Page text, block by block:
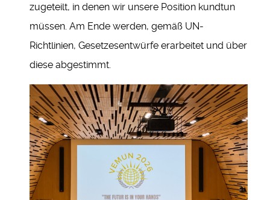
zugeteilt, in denen wir unsere Position kundtun
müssen. Am Ende werden, gemäß UN-
Richtlinien, Gesetzesentwürfe erarbeitet und über
diese abgestimmt.